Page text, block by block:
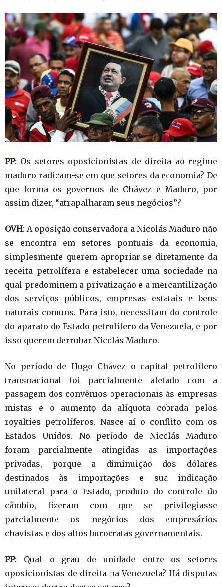
PP: Os setores oposicionistas de direita ao regime
maduro radicam-se em que setores da economia? De
que forma os governos de Chávez e Maduro, por
assim dizer, “atrapalharam seus negócios”?
OVH: A oposição conservadora a Nicolás Maduro não
se encontra em setores pontuais da economia,
simplesmente querem apropriar-se diretamente da
receita petrolífera e estabelecer uma sociedade na
qual predominem a privatização e a mercantilização
dos serviços públicos, empresas estatais e bens
naturais comuns. Para isto, necessitam do controle
do aparato do Estado petrolífero da Venezuela, e por
isso querem derrubar Nicolás Maduro.
No período de Hugo Chávez o capital petrolífero
transnacional foi parcialmente afetado com a
passagem dos convênios operacionais às empresas
mistas e o aumentọ da alíquota cobrada pelos
royalties petrolíferos. Nasce aí o conflito com os
Estados Unidos. No período de Nicolás Maduro
foram parcialmente atingidas as importações
privadas, porque a diminuição dos dólares
destinados às importações e sua indicação
unilateral para o Estado, produto do controle do
câmbio, fizeram com que se privilegiasse
parcialmente os negócios dos empresários
chavistas e dos altos burocratas governamentais.
PP: Qual o grau de unidade entre os setores
oposicionistas de direita na Venezuela? Há disputas